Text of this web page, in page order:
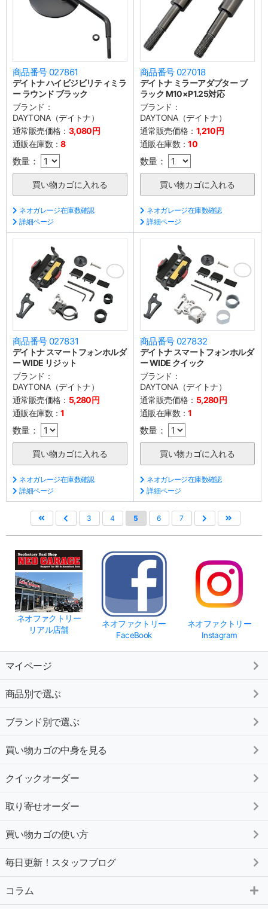
商品番号 027861
デイトナ ハイビジビリティミラ
ー ラウンド ブラック
ブランド：
DAYTONA（デイトナ）
通常販売価格： 3,080円
通販在庫数：8
数量：
ネオガレージ在庫数確認
詳細ページ
商品番号 027018
デイトナ ミラーアダプター ブ
ラック M10×P1.25対応
ブランド：
DAYTONA（デイトナ）
通常販売価格： 1,210円
通販在庫数：10
数量：
ネオガレージ在庫数確認
詳細ページ
商品番号 027831
デイトナ スマートフォンホルダ
ー WIDE リジット
ブランド：
DAYTONA（デイトナ）
通常販売価格： 5,280円
通販在庫数：1
数量：
ネオガレージ在庫数確認
詳細ページ
商品番号 027832
デイトナ スマートフォンホルダ
ー WIDE クイック
ブランド：
DAYTONA（デイトナ）
通常販売価格： 5,280円
通販在庫数：1
数量：
ネオガレージ在庫数確認
詳細ページ
3 4 5 6 7
ネオファクトリー
リアル店舗
ネオファクトリー
FaceBook
ネオファクトリー
Instagram
マイページ
商品別で選ぶ
ブランド別で選ぶ
買い物カゴの中身を見る
クイックオーダー
取り寄せオーダー
買い物カゴの使い方
毎日更新！スタッフブログ
コラム